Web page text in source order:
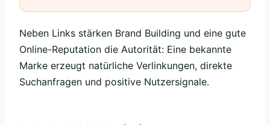
Neben Links stärken Brand Building und eine gute
Online-Reputation die Autorität: Eine bekannte
Marke erzeugt natürliche Verlinkungen, direkte
Suchanfragen und positive Nutzersignale.